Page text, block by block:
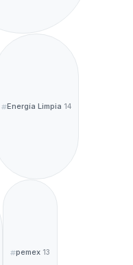
Energía Limpia 14
pemex 13